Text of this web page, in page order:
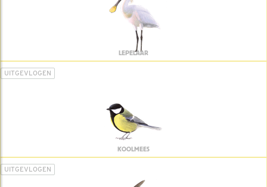
LEPELAAR
UITGEVLOGEN
KOOLMEES
UITGEVLOGEN